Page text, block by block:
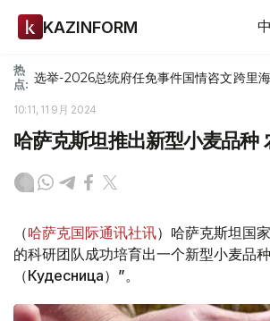
KAZINFORM
热
点: 选举-2026总统府任免事件国情咨文跨里
10:11, 11 9月 2024
哈萨克斯坦推出新型小麦品种
（哈萨克国际通讯社讯）哈萨克斯坦国
的科研团队成功培育出一个新型小麦品
（Кудесница）”。